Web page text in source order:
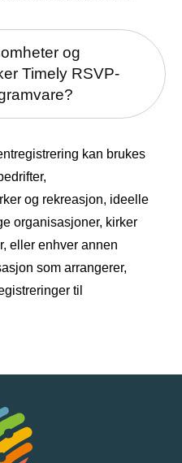
og
Timely RSVP-
kan brukes
og rekreasjon, ideelle
organisasjoner, kirker
, eller enhver annen
som arrangerer,
til